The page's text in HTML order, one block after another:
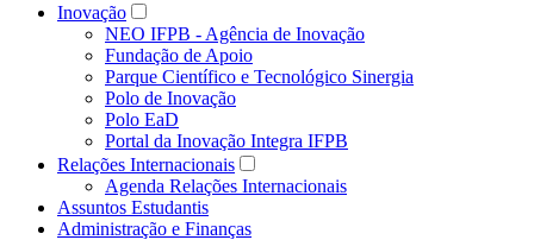
Inovação
NEO IFPB - Agência de Inovação
Fundação de Apoio
Parque Científico e Tecnológico Sinergia
Polo de Inovação
Polo EaD
Portal da Inovação Integra IFPB
Relações Internacionais
Agenda Relações Internacionais
Assuntos Estudantis
Administração e Finanças